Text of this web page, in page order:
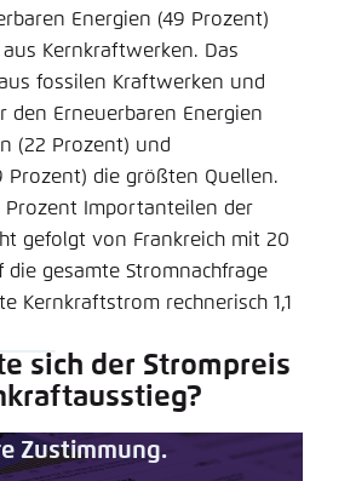
Energien (49 Prozent)
Kernkraftwerken. Das
fossilen Kraftwerken und
den Erneuerbaren Energien
(22 Prozent) und
Prozent) die größten Quellen.
Prozent Importanteilen der
gefolgt von Frankreich mit 20
die gesamte Stromnachfrage
Kernkraftstrom rechnerisch 1,1
sich der Strompreis
Zustimmung.